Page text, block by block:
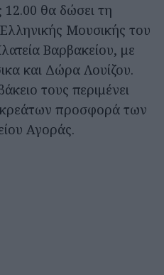
12.00 θα δώσει τη
Μουσικής του
Βαρβακείου, με
και Δώρα Λουίζου.
τους περιμένει
κρεάτων προσφορά των
Αγοράς.